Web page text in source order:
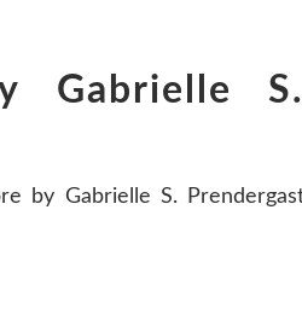
Gabrielle S.